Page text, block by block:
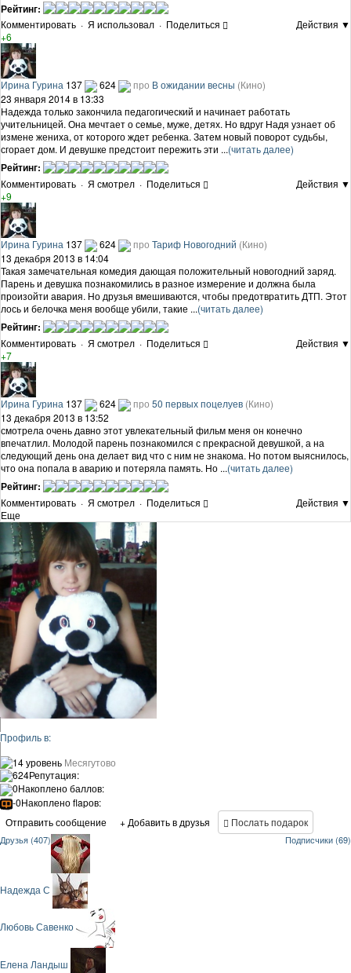
Рейтинг:
Комментировать · Я использовал · Поделиться
Действия ▼
+6
Ирина Гурина 137 624 про В ожидании весны (Кино)
23 января 2014 в 13:33
Надежда только закончила педагогический и начинает работать
учительницей. Она мечтает о семье, муже, детях. Но вдруг Надя узнает об
измене жениха, от которого ждет ребенка. Затем новый поворот судьбы,
сгорает дом. И девушке предстоит пережить эти ...(читать далее)
Рейтинг:
Комментировать · Я смотрел · Поделиться
Действия ▼
+9
Ирина Гурина 137 624 про Тариф Новогодний (Кино)
13 декабря 2013 в 14:04
Такая замечательная комедия дающая положительный новогодний заряд.
Парень и девушка познакомились в разное измерение и должна была
произойти авария. Но друзья вмешиваются, чтобы предотвратить ДТП. Этот
лось и белочка меня вообще убили, такие ...(читать далее)
Рейтинг:
Комментировать · Я смотрел · Поделиться
Действия ▼
+7
Ирина Гурина 137 624 про 50 первых поцелуев (Кино)
13 декабря 2013 в 13:52
смотрела очень давно этот увлекательный фильм меня он конечно
впечатлил. Молодой парень познакомился с прекрасной девушкой, а на
следующий день она делает вид что с ним не знакома. Но потом выяснилось,
что она попала в аварию и потеряла память. Но ...(читать далее)
Рейтинг:
Комментировать · Я смотрел · Поделиться
Действия ▼
Еще
Профиль в:
14 уровень Месягутово
624Репутация:
0Накоплено баллов:
-0Накоплено flapов:
Отправить сообщение
+ Добавить в друзья Послать подарок
Друзья (407) Подписчики (69)
Надежда С
Любовь Савенко
Елена Ландыш